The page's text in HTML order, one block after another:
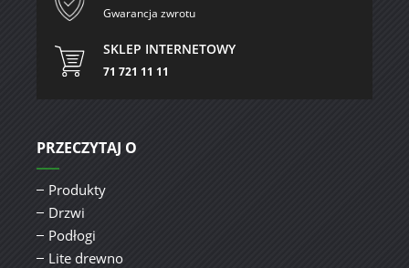
Gwarancja zwrotu
SKLEP INTERNETOWY
71 721 11 11
PRZECZYTAJ O
Produkty
Drzwi
Podłogi
Lite drewno